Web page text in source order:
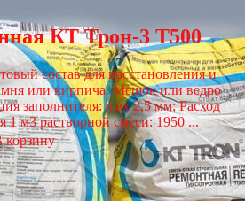
КТ Трон-3 Т500
состав для восстановления и
или кирпича. Мешок или ведро
заполнителя: max 2,5 мм; Расход
1 м3 растворной смеси: 1950 ...
корзину